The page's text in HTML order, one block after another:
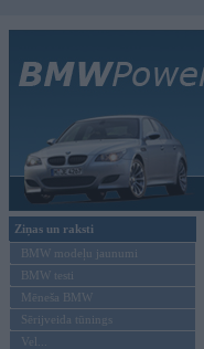
Ziņas un raksti
BMW modeļu jaunumi
BMW testi
Mēneša BMW
Sērijveida tūnings
Vel...